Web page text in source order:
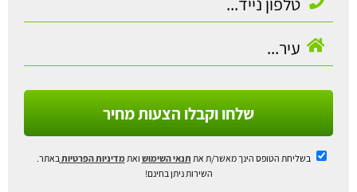
שלחו וקבלו הצעות מחיר
בשליחת הטופס הינך מאשר/ת את תנאי השימוש ואתמדיניות הפרטיותבאתר.
השירות ניתן בחינם!